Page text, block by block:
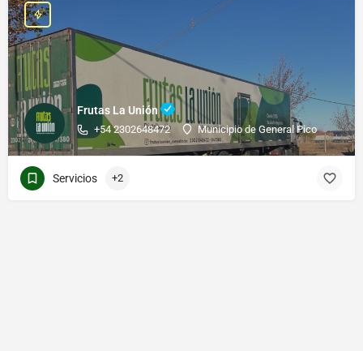
Frutas La Unión
+54 2302648472 Municipio de General Pico
Servicios +2